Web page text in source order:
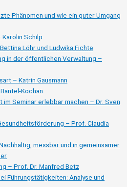
Phänomen und wie ein guter Umgang
Karolin Schilp
Löhr und Ludwika Fichte
in der öffentlichen Verwaltung –
– Katrin Gausmann
Kochan
Seminar erlebbar machen – Dr. Sven
– Prof. Claudia
messbar und in gemeinsamer
– Prof. Dr. Manfred Betz
Führungstätigkeiten: Analyse und